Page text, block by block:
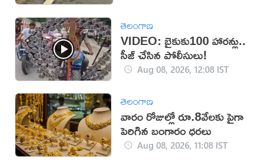
తెలంగాణ
VIDEO: బైకుకు100 హారన్లు..
సీజ్ చేసిన పోలీసులు!
Aug 08, 2026, 12:08 IST
తెలంగాణ
వారం రోజుల్లో రూ.8వేలకు పైగా
పెరిగిన బంగారం ధరలు
Aug 08, 2026, 11:08 IST